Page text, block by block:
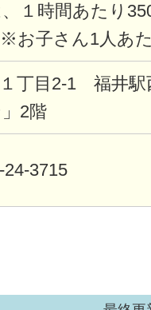
１時間あたり
お子さん1人あ
丁目2-1 福井駅
」2階
3715